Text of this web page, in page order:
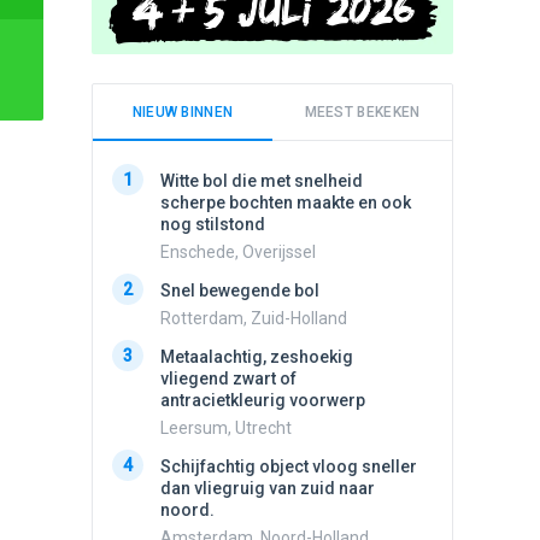
NIEUW BINNEN MEEST BEKEKEN
1
Witte bol die met snelheid
scherpe bochten maakte en ook
nog stilstond
Enschede, Overijssel
2
Snel bewegende bol
Rotterdam, Zuid-Holland
3
Metaalachtig, zeshoekig
vliegend zwart of
antracietkleurig voorwerp
Leersum, Utrecht
4
Schijfachtig object vloog sneller
dan vliegruig van zuid naar
noord.